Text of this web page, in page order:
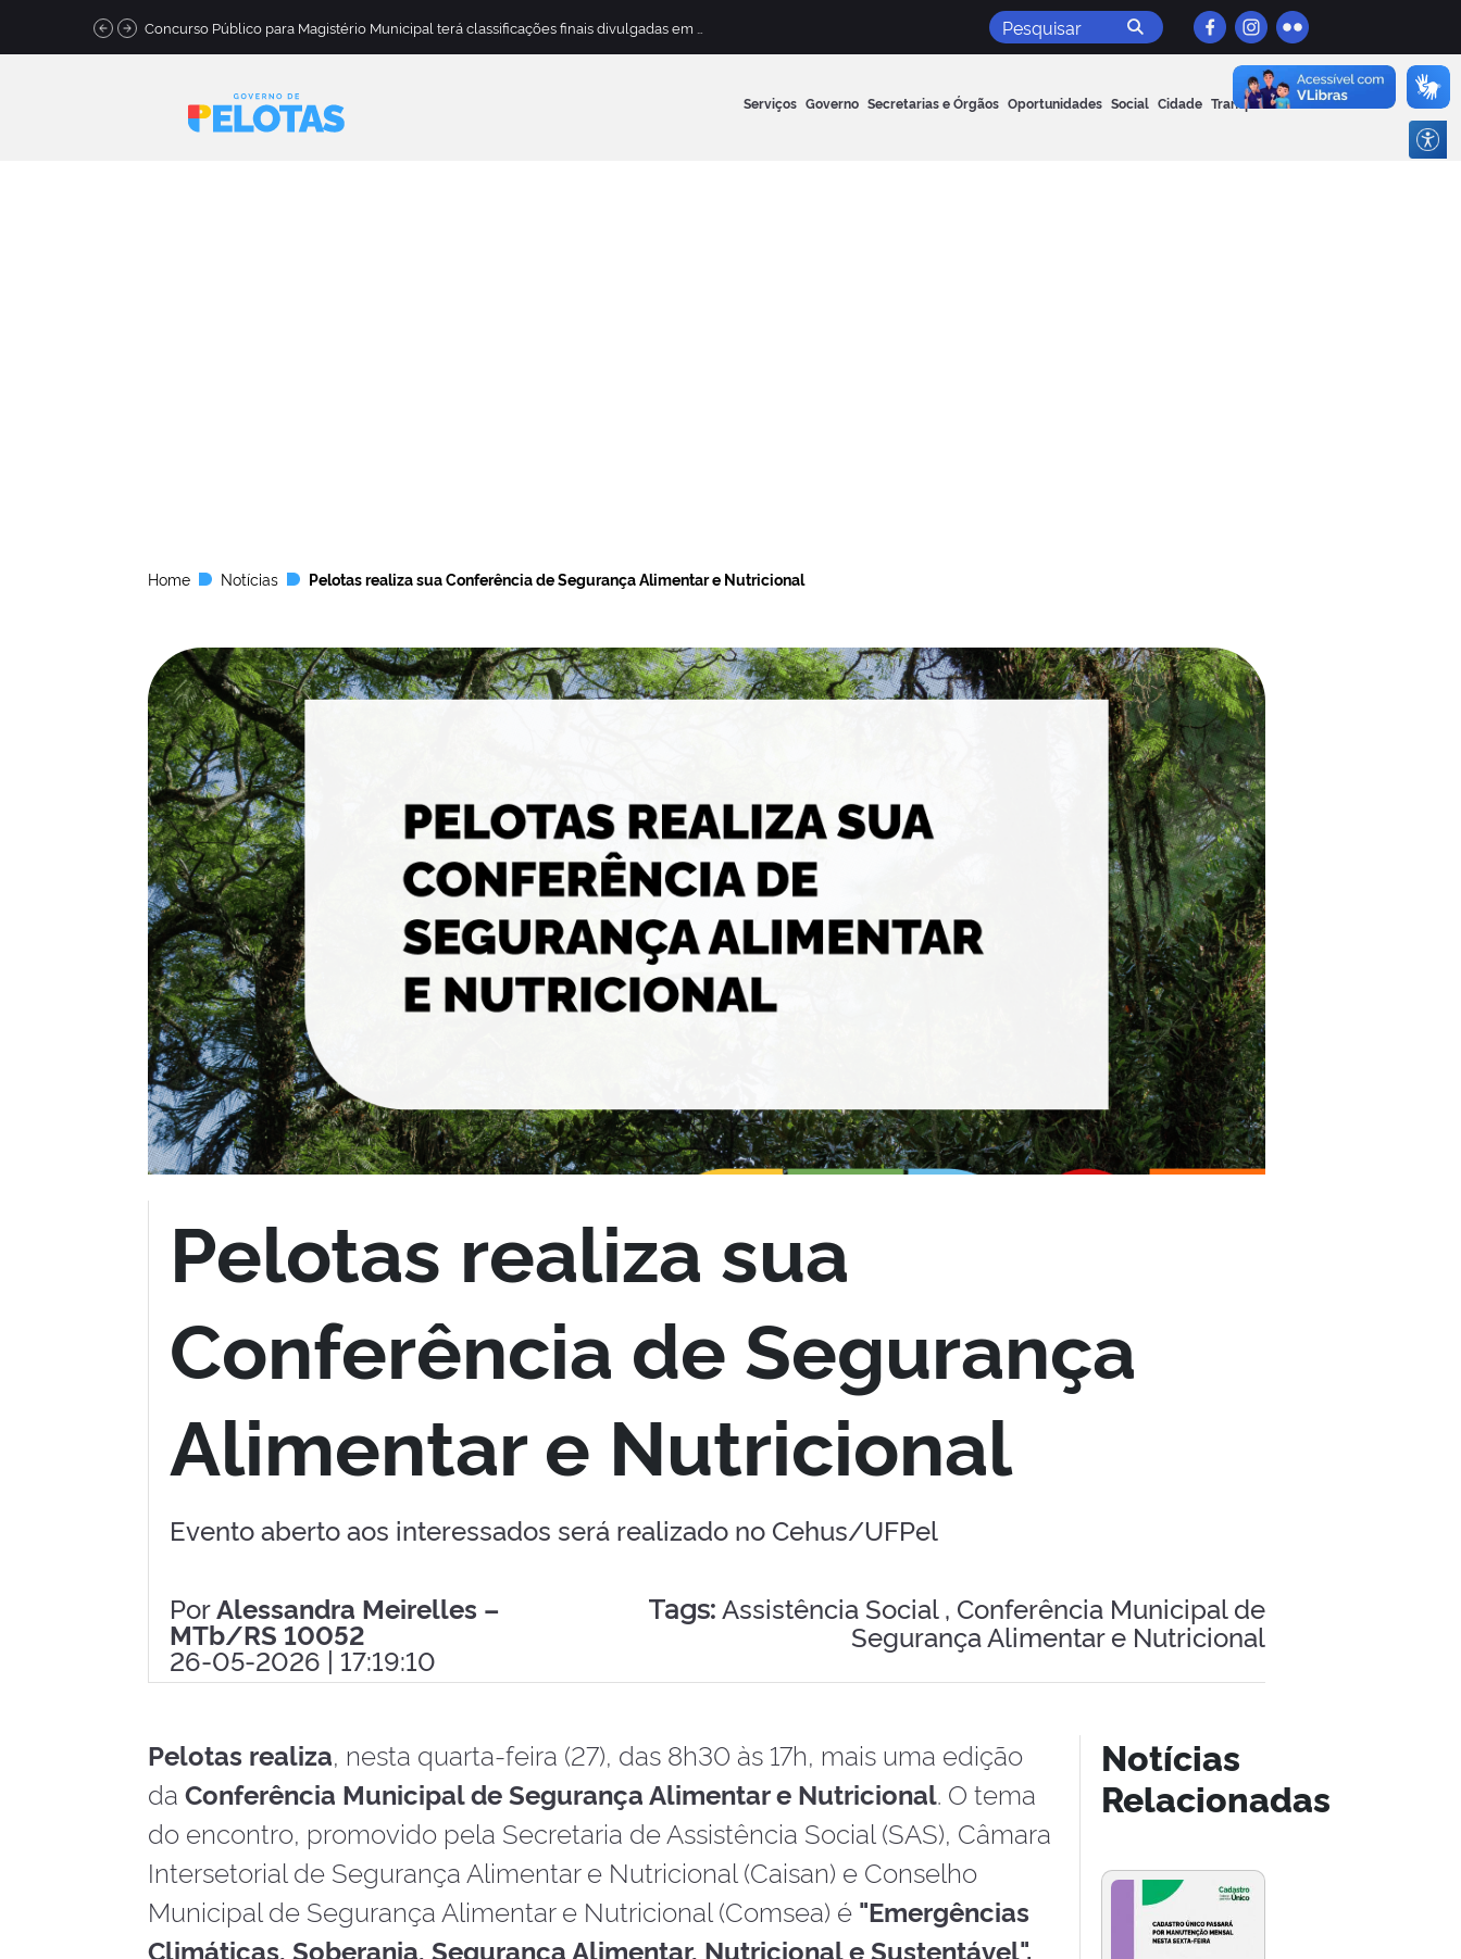
Pesquisar
Serviços Governo Secretarias e Órgãos Oportunidades Social Cidade Transparência
Home Notícias Pelotas realiza sua Conferência de Segurança Alimentar e Nutricional
Pelotas realiza sua
Conferência de Segurança
Alimentar e Nutricional
Evento aberto aos interessados será realizado no Cehus/UFPel
PorAlessandra Meirelles –
MTb/RS 10052
26-05-2026 | 17:19:10
Tags: Assistência Social , Conferência Municipal de
Segurança Alimentar e Nutricional
Pelotas realiza, nesta quarta-feira (27), das 8h30 às 17h, mais uma edição
da Conferência Municipal de Segurança Alimentar e Nutricional. O tema
do encontro, promovido pela Secretaria de Assistência Social (SAS), Câmara
Intersetorial de Segurança Alimentar e Nutricional (Caisan) e Conselho
Municipal de Segurança Alimentar e Nutricional (Comsea) é "Emergências
Climáticas, Soberania, Segurança Alimentar, Nutricional e Sustentável".
Notícias
Relacionadas